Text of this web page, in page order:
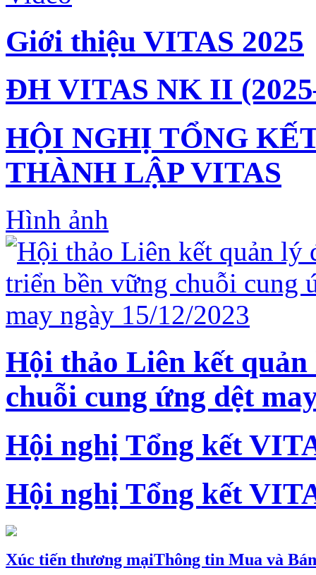
Giới thiệu VITAS 2025
ĐH VITAS NK II
HỘI NGHỊ TỔNG
THÀNH LẬP VITAS
Hình ảnh
Hội thảo Liên kết
chuỗi cung ứng dệt
Hội nghị Tổng kết
Hội nghị Tổng kết
Xúc tiến thương mạiThông tin Mua và Bán